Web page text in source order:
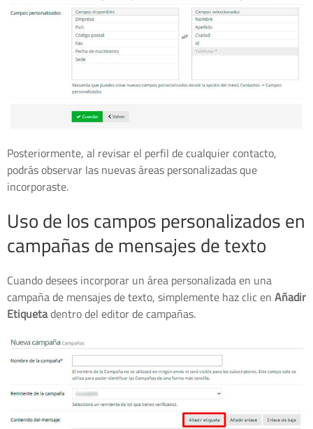
Posteriormente, al revisar el perfil de cualquier contacto,
podrás observar las nuevas áreas personalizadas que
incorporaste.
Uso de los campos personalizados en
campañas de mensajes de texto
Cuando desees incorporar un área personalizada en una
campaña de mensajes de texto, simplemente haz clic enAñadir
Etiquetadentro del editor de campañas.